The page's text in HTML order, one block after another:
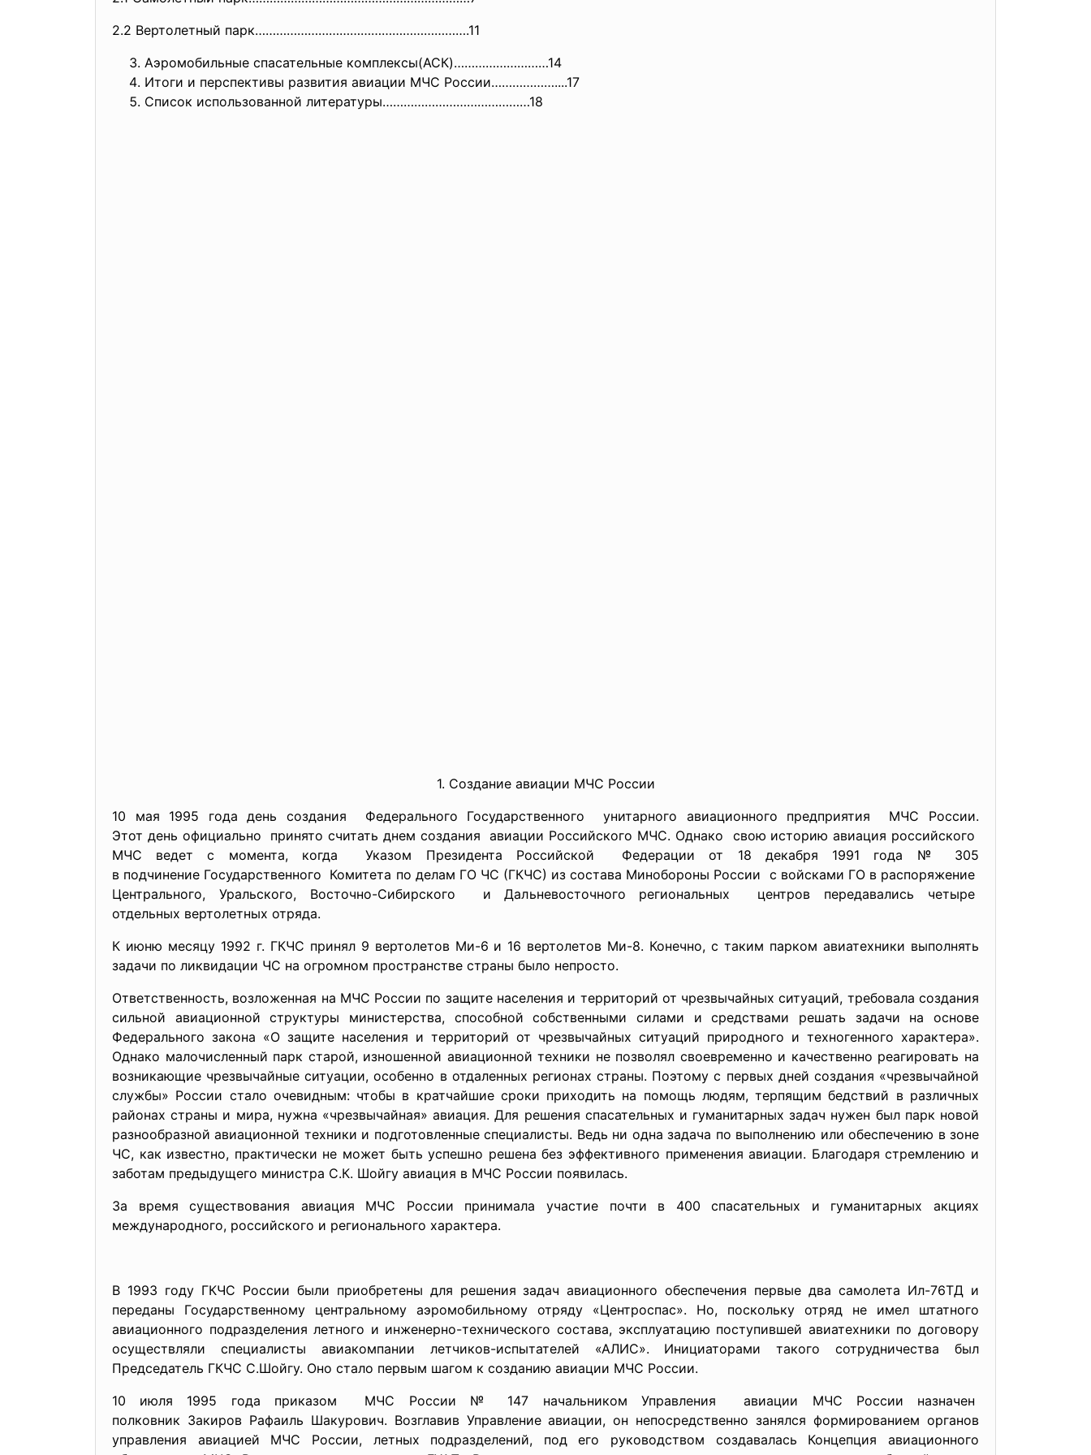
2.2 Вертолетный парк…………………………………………………….11
Аэромобильные спасательные комплексы(АСК)………………………14
Итоги и перспективы развития авиации МЧС России………………....17
Список использованной литературы……………………………………18
1. Создание авиации МЧС России
10 мая 1995 года день создания Федерального Государственного унитарного авиационного предприятия МЧС России.
Этот день официально принято считать днем создания авиации Российского МЧС. Однако свою историю авиация российского
МЧС ведет с момента, когда Указом Президента Российской Федерации от 18 декабря 1991 года № 305
в подчинение Государственного Комитета по делам ГО ЧС (ГКЧС) из состава Минобороны России с войсками ГО в распоряжение
Центрального, Уральского, Восточно-Сибирского и Дальневосточного региональных центров передавались четыре
отдельных вертолетных отряда.
К июню месяцу 1992 г. ГКЧС принял 9 вертолетов Ми-6 и 16 вертолетов Ми-8. Конечно, с таким парком авиатехники выполнять
задачи по ликвидации ЧС на огромном пространстве страны было непросто.
Ответственность, возложенная на МЧС России по защите населения и территорий от чрезвычайных ситуаций, требовала создания
сильной авиационной структуры министерства, способной собственными силами и средствами решать задачи на основе
Федерального закона «О защите населения и территорий от чрезвычайных ситуаций природного и техногенного характера».
Однако малочисленный парк старой, изношенной авиационной техники не позволял своевременно и качественно реагировать на
возникающие чрезвычайные ситуации, особенно в отдаленных регионах страны. Поэтому с первых дней создания «чрезвычайной
службы» России стало очевидным: чтобы в кратчайшие сроки приходить на помощь людям, терпящим бедствий в различных
районах страны и мира, нужна «чрезвычайная» авиация. Для решения спасательных и гуманитарных задач нужен был парк новой
разнообразной авиационной техники и подготовленные специалисты. Ведь ни одна задача по выполнению или обеспечению в зоне
ЧС, как известно, практически не может быть успешно решена без эффективного применения авиации. Благодаря стремлению и
заботам предыдущего министра С.К. Шойгу авиация в МЧС России появилась.
За время существования авиация МЧС России принимала участие почти в 400 спасательных и гуманитарных акциях
международного, российского и регионального характера.
В 1993 году ГКЧС России были приобретены для решения задач авиационного обеспечения первые два самолета Ил-76ТД и
переданы Государственному центральному аэромобильному отряду «Центроспас». Но, поскольку отряд не имел штатного
авиационного подразделения летного и инженерно-технического состава, эксплуатацию поступившей авиатехники по договору
осуществляли специалисты авиакомпании летчиков-испытателей «АЛИС». Инициаторами такого сотрудничества был
Председатель ГКЧС С.Шойгу. Оно стало первым шагом к созданию авиации МЧС России.
10 июля 1995 года приказом МЧС России № 147 начальником Управления авиации МЧС России назначен
полковник Закиров Рафаиль Шакурович. Возглавив Управление авиации, он непосредственно занялся формированием органов
управления авиацией МЧС России, летных подразделений, под его руководством создавалась Концепция авиационного